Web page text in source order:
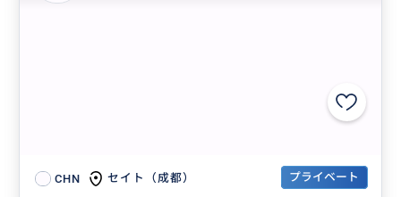
CHN セイト（成都） プライベート